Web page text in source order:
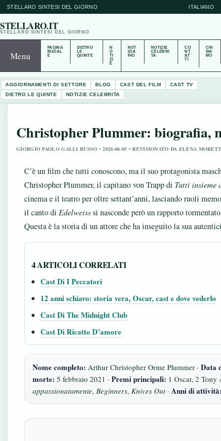
STELLARO SINTESI DEL GIORNO ITALIANO
STELLARO.IT
STELLARO SINTESI DEL GIORNO
Menu
PAGINA
INIZIAL
E
DIETRO
LE
QUINTE
N
O
TI
ZI
E
NOT
IZIA
RIO
NOTIZIE
CELEBRI
TA
CO
NT
AT
TI
CHI
SIA
MO
AGGIORNAMENTI DI SETTORE BLOG CAST DEL FILM
CAST TV
DIETRO LE QUINTE
NOTIZIE CELEBRITA
Christopher Plummer: biografia,
GIORGIO PAOLO GALLI RUSSO • 2026-06-05 • REVISIONATO DA ELENA
C’è un film che tutti conoscono, ma il suo protagonista
Christopher Plummer, il capitano von Trapp di Tutti insieme
cinema e il teatro per oltre settant’anni, lasciando ruoli
il canto di Edelweisssi nasconde però un rapporto
Questa è la storia di un attore che ha inseguito la sua
4 ARTICOLI CORRELATI
Cast Di I Peccatori
12 anni schiavo: storia vera, Oscar, cast e dove vederlo
Cast Di The Midnight Club
Cast Di Ricatto D’amore
Nome completo: Arthur Christopher Orme Plummer · Data
morte: 5 febbraio 2021 · Premi principali: 1 Oscar, 2 Tony
appassionatamente, Beginners, Knives Out· Anni di